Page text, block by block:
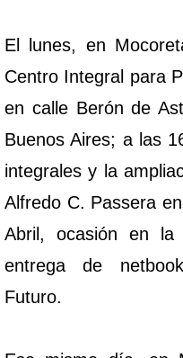
El lunes, en
Centro Integral para
en calle Berón de
Buenos Aires; a las
integrales y la
Alfredo C. Passera
Abril, ocasión en
entrega de
Futuro.